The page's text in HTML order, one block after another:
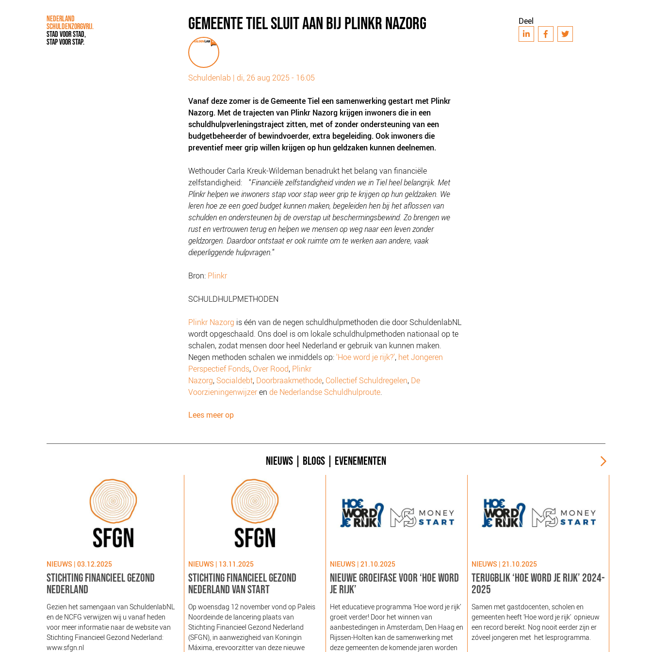
NEDERLAND
SCHULDENZORGVRIJ.
STAD VOOR STAD,
STAP VOOR STAP.
GEMEENTE TIEL SLUIT AAN BIJ PLINKR NAZORG
Schuldenlab | di, 26 aug 2025 - 16:05
Vanaf deze zomer is de Gemeente Tiel een samenwerking gestart met Plinkr
Nazorg. Met de trajecten van Plinkr Nazorg krijgen inwoners die in een
schuldhulpverleningstraject zitten, met of zonder ondersteuning van een
budgetbeheerder of bewindvoerder, extra begeleiding. Ook inwoners die
preventief meer grip willen krijgen op hun geldzaken kunnen deelnemen.
Wethouder Carla Kreuk-Wildeman benadrukt het belang van financiële
zelfstandigheid: “Financiële zelfstandigheid vinden we in Tiel heel belangrijk. Met
Plinkr helpen we inwoners stap voor stap weer grip te krijgen op hun geldzaken. We
leren hoe ze een goed budget kunnen maken, begeleiden hen bij het aflossen van
schulden en ondersteunen bij de overstap uit beschermingsbewind. Zo brengen we
rust en vertrouwen terug en helpen we mensen op weg naar een leven zonder
geldzorgen. Daardoor ontstaat er ook ruimte om te werken aan andere, vaak
dieperliggende hulpvragen.”
Bron: Plinkr
SCHULDHULPMETHODEN
Plinkr Nazorg is één van de negen schuldhulpmethoden die door SchuldenlabNL
wordt opgeschaald. Ons doel is om lokale schuldhulpmethoden nationaal op te
schalen, zodat mensen door heel Nederland er gebruik van kunnen maken.
Negen methoden schalen we inmiddels op:‘Hoe word je rijk?’, het Jongeren
Perspectief Fonds, Over Rood, Plinkr
Nazorg, Socialdebt, Doorbraakmethode, Collectief Schuldregelen, De
Voorzieningenwijzeren de Nederlandse Schuldhulproute.
Lees meer op
Deel
NIEUWS BLOGS EVENEMENTEN
NIEUWS | 03.12.2025
STICHTING FINANCIEEL GEZOND
NEDERLAND
Gezien het samengaan van SchuldenlabNL
en de NCFG verwijzen wij u vanaf heden
voor meer informatie naar de website van
Stichting Financieel Gezond Nederland:
www.sfgn.nl
NIEUWS | 13.11.2025
STICHTING FINANCIEEL GEZOND
NEDERLAND VAN START
Op woensdag 12 november vond op Paleis
Noordeinde de lancering plaats van
Stichting Financieel Gezond Nederland
(SFGN), in aanwezigheid van Koningin
Máxima, erevoorzitter van deze nieuwe
NIEUWS | 21.10.2025
NIEUWE GROEIFASE VOOR ‘HOE WORD
JE RIJK’
Het educatieve programma ‘Hoe word je rijk’
groeit verder! Door het winnen van
aanbestedingen in Amsterdam, Den Haag en
Rijssen-Holten kan de samenwerking met
deze gemeenten de komende jaren worden
NIEUWS | 21.10.2025
TERUGBLIK ‘HOE WORD JE RIJK’ 2024-
2025
Samen met gastdocenten, scholen en
gemeenten heeft ‘Hoe word je rijk’ opnieuw
een record bereikt. Nog nooit eerder zijn er
zóveel jongeren met het lesprogramma.